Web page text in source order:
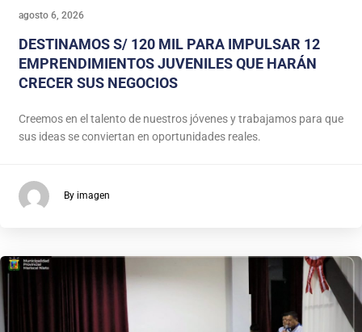
agosto 6, 2026
DESTINAMOS S/ 120 MIL PARA IMPULSAR 12
EMPRENDIMIENTOS JUVENILES QUE HARÁN
CRECER SUS NEGOCIOS
Creemos en el talento de nuestros jóvenes y trabajamos para que
sus ideas se conviertan en oportunidades reales.
By imagen